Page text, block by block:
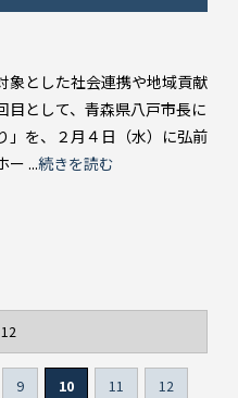
とした社会連携や地域貢献
目として、青森県八戸市長に
」を、２月４日（水）に弘前
ー ...続きを読む
9 10 11 12